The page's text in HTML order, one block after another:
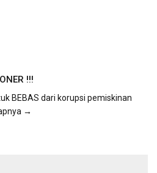
!!!
BEBAS dari korupsi pemiskinan
→